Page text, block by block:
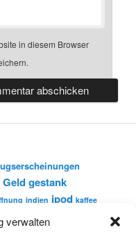
verwalten
in diesem Browser
Geldgestank
indien ipod kaffee